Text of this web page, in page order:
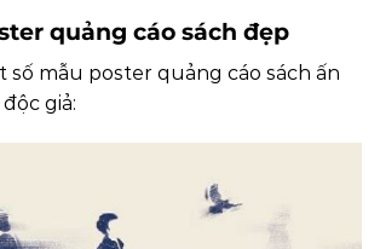
quảng cáo sách đẹp
số mẫu poster quảng cáo sách ấn
giả: